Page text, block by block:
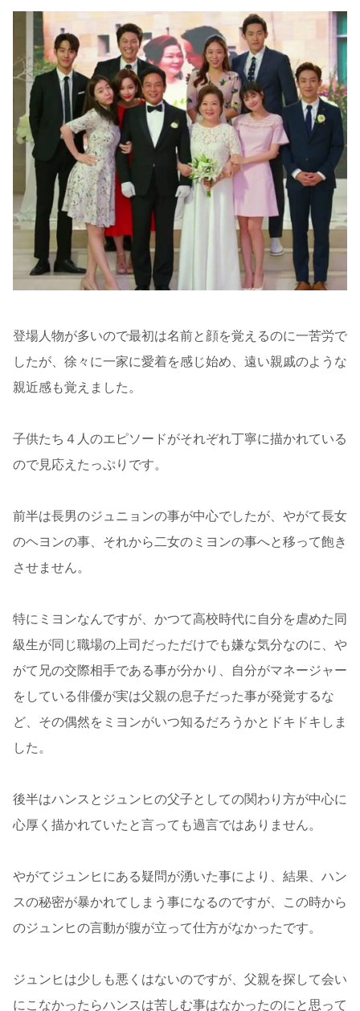
登場人物が多いので最初は名前と顔を覚えるのに一苦労で
したが、徐々に一家に愛着を感じ始め、遠い親戚のような
親近感も覚えました。
子供たち４人のエピソードがそれぞれ丁寧に描かれている
ので見応えたっぷりです。
前半は長男のジュニョンの事が中心でしたが、やがて長女
のヘヨンの事、それから二女のミヨンの事へと移って飽き
させません。
特にミヨンなんですが、かつて高校時代に自分を虐めた同
級生が同じ職場の上司だっただけでも嫌な気分なのに、や
がて兄の交際相手である事が分かり、自分がマネージャー
をしている俳優が実は父親の息子だった事が発覚するな
ど、その偶然をミヨンがいつ知るだろうかとドキドキしま
した。
後半はハンスとジュンヒの父子としての関わり方が中心に
心厚く描かれていたと言っても過言ではありません。
やがてジュンヒにある疑問が湧いた事により、結果、ハン
スの秘密が暴かれてしまう事になるのですが、この時から
のジュンヒの言動が腹が立って仕方がなかったです。
ジュンヒは少しも悪くはないのですが、父親を探して会い
にこなかったらハンスは苦しむ事はなかったのにと思って